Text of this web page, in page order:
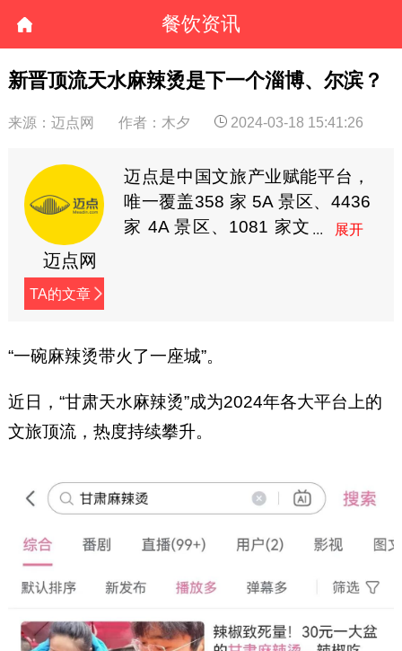
餐饮资讯
新晋顶流天水麻辣烫是下一个淄博、尔滨？
来源：迈点网 作者：木夕 2024-03-18 15:41:26
迈点网
TA的文章
迈点是中国文旅产业赋能平台，
唯一覆盖358 家 5A 景区、4436
家 4A 景区、1081 家文
升科技股份有限公司（新三板上
行业媒体不同，迈点同时具备媒
体传播、数据研究、资源链接和
府、文旅、酒店、景区和公寓为
主的文旅产业赋能平台，旗下拥
大数据中心“迈点研究院”两大品
牌。
“一碗麻辣烫带火了一座城”。
近日，“甘肃天水麻辣烫”成为2024年各大平台上的
文旅顶流，热度持续攀升。